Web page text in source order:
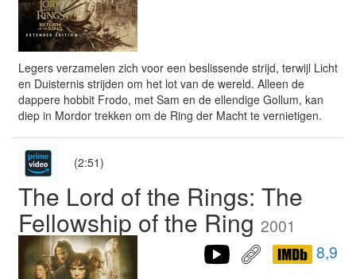
Legers verzamelen zich voor een beslissende strijd, terwijl Licht
en Duisternis strijden om het lot van de wereld. Alleen de
dappere hobbit Frodo, met Sam en de ellendige Gollum, kan
diep in Mordor trekken om de Ring der Macht te vernietigen.
(2:51)
The Lord of the Rings: The
Fellowship of the Ring 2001
8,9